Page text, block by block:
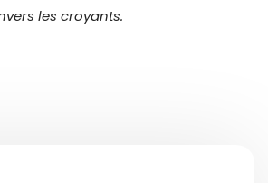
les croyants.